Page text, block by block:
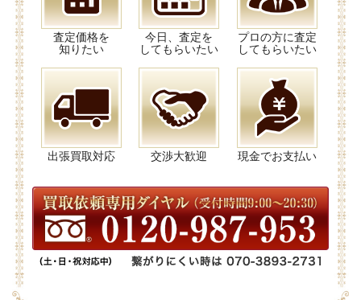
査定価格を
知りたい
今日、査定を
してもらいたい
プロの方に査定
してもらいたい
出張買取対応 交渉大歓迎 現金でお支払い